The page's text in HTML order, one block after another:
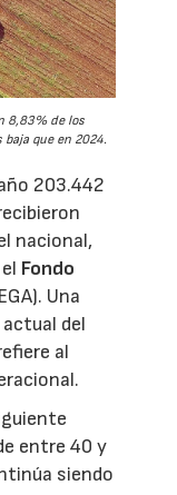
8,83% de los
que en 2024.
203.442
nacional,
Fondo
Una
del
al
entre 40 y
siendo